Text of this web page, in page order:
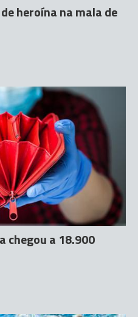
heroína na mala de
chegou a 18.900